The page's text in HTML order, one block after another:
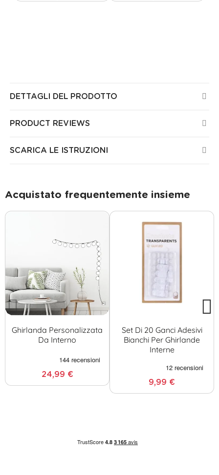
DETTAGLI DEL PRODOTTO
PRODUCT REVIEWS
SCARICA LE ISTRUZIONI
Acquistato frequentemente insieme
Ghirlanda Personalizzata
Da Interno
24,99 €
Set Di 20 Ganci Adesivi
Bianchi Per Ghirlande
Interne
9,99 €